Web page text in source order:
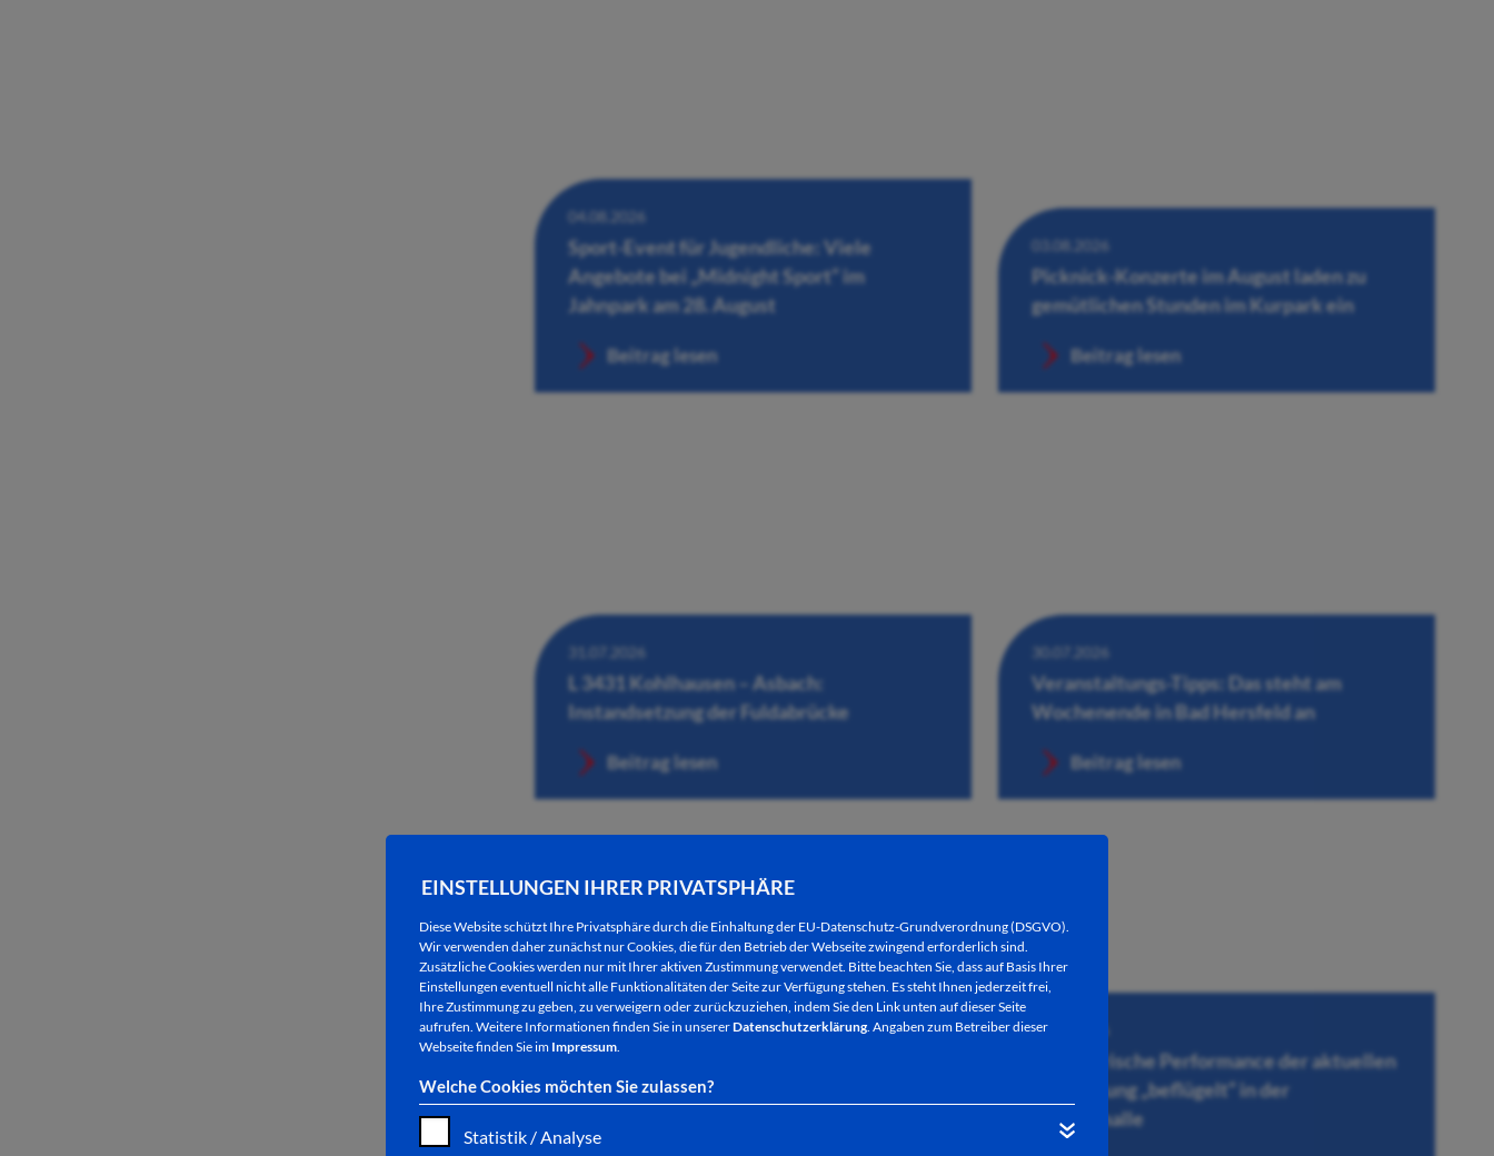
EINSTELLUNGEN IHRER PRIVATSPHÄRE
Diese Website schützt Ihre Privatsphäre durch die Einhaltung der EU-Datenschutz-Grundverordnung (DSGVO).
Wir verwenden daher zunächst nur Cookies, die für den Betrieb der Webseite zwingend erforderlich sind.
Zusätzliche Cookies werden nur mit Ihrer aktiven Zustimmung verwendet. Bitte beachten Sie, dass auf Basis Ihrer
Einstellungen eventuell nicht alle Funktionalitäten der Seite zur Verfügung stehen. Es steht Ihnen jederzeit frei,
Ihre Zustimmung zu geben, zu verweigern oder zurückzuziehen, indem Sie den Link unten auf dieser Seite
aufrufen. Weitere Informationen finden Sie in unsererDatenschutzerklärung. Angaben zum Betreiber dieser
Webseite finden Sie im Impressum.
Welche Cookies möchten Sie zulassen?
Statistik / Analyse
04.08.2026
Sport-Event für Jugendliche: Viele
Angebote bei „Midnight Sport“ im
Jahnpark am 28. August
Beitrag lesen
03.08.2026
Picknick-Konzerte im August laden zu
gemütlichen Stunden im Kurpark ein
Beitrag lesen
31.07.2026
L 3431 Kohlhausen – Asbach:
Instandsetzung der Fuldabrücke
Beitrag lesen
30.07.2026
Veranstaltungs-Tipps: Das steht am
Wochenende in Bad Hersfeld an
Beitrag lesen
30.07.2026
Händlerinnen und Händler für
30.07.2026
Künstlerische Performance der aktuellen
Ausstellung „beflügelt“ in der
Wandelhalle